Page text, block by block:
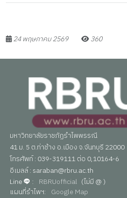
24 พฤษภาคม 2569 360
มหาวิทยาลัยราชภัฏรำไพพรรณี
41 ม. 5 ต.ท่าช้าง อ.เมือง จ.จันทบุรี 22000
โทรศัพท์ : 039-319111 ต่อ 0,10164-6
อีเมลล์ : saraban@rbru.ac.th
Line
: RBRUofficial (ไม่มี @ )
แผนที่รำไพฯ: Google Map